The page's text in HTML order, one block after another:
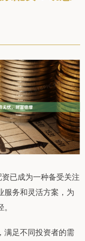
已成为一种备受关注
服务和灵活方案，为
满足不同投资者的需